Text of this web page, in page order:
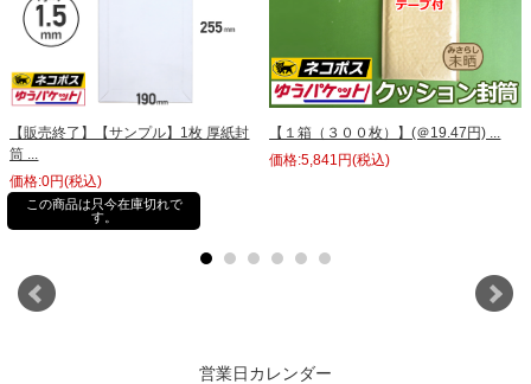
【販売終了】【サンプル】1枚 厚紙封
筒 ...
価格:0円(税込)
この商品は只今在庫切れで
す。
【１箱（３００枚）】(＠19.47円) ...
価格:5,841円(税込)
営業日カレンダー